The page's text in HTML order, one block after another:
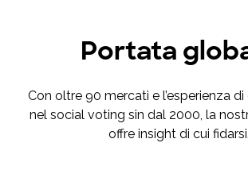
Portata
Con oltre 90 mercati e l’esperienza di
nel social voting sin dal 2000, la
offre insight di cui fidarsi.